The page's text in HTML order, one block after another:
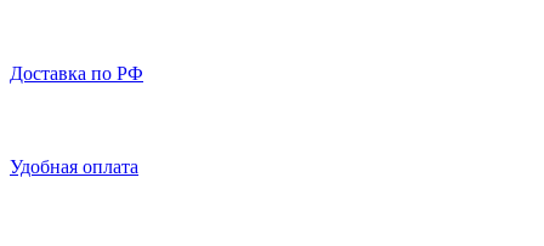
Доставка по РФ
Удобная оплата